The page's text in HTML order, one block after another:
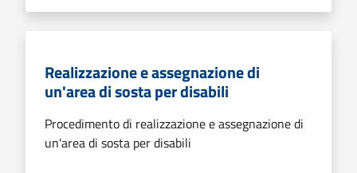
Realizzazione e assegnazione di
un'area di sosta per disabili
Procedimento di realizzazione e assegnazione di
un'area di sosta per disabili